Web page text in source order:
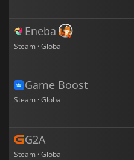
Eneba
Steam · Global
Game Boost
Steam · Global
G2A
Steam · Global